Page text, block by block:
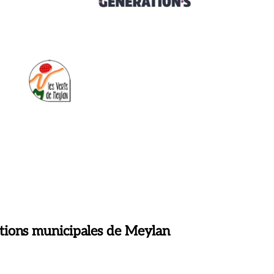
municipales de Meylan